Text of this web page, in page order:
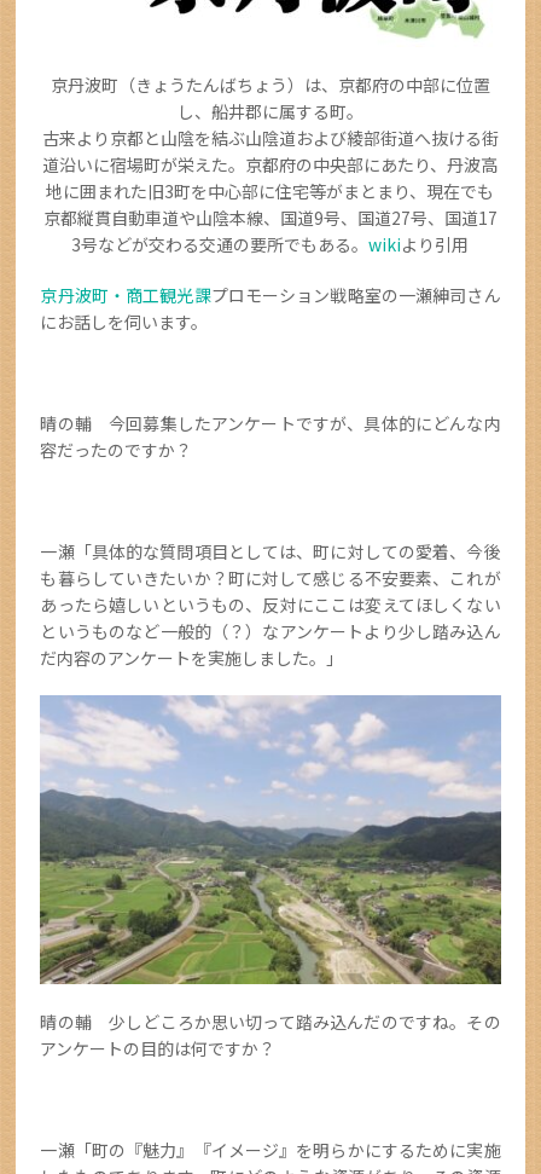
京丹波町（きょうたんばちょう）は、京都府の中部に位置
し、船井郡に属する町。
古来より京都と山陰を結ぶ山陰道および綾部街道へ抜ける街
道沿いに宿場町が栄えた。京都府の中央部にあたり、丹波高
地に囲まれた旧3町を中心部に住宅等がまとまり、現在でも
京都縦貫自動車道や山陰本線、国道9号、国道27号、国道17
3号などが交わる交通の要所でもある。wikiより引用
京丹波町・商工観光課プロモーション戦略室の一瀬紳司さん
にお話しを伺います。
晴の輔 今回募集したアンケートですが、具体的にどんな内
容だったのですか？
一瀬「具体的な質問項目としては、町に対しての愛着、今後
も暮らしていきたいか？町に対して感じる不安要素、これが
あったら嬉しいというもの、反対にここは変えてほしくない
というものなど一般的（？）なアンケートより少し踏み込ん
だ内容のアンケートを実施しました。」
晴の輔 少しどころか思い切って踏み込んだのですね。その
アンケートの目的は何ですか？
一瀬「町の『魅力』『イメージ』を明らかにするために実施